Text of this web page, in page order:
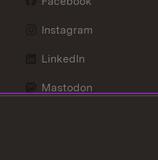
Instagram
LinkedIn
Mastodon